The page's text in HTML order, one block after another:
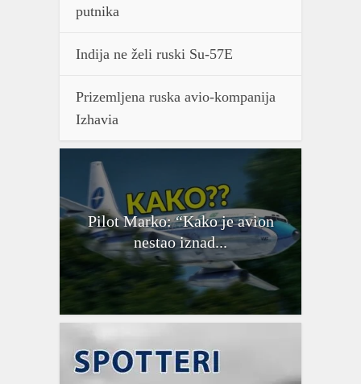
putnika
Indija ne želi ruski Su-57E
Prizemljena ruska avio-kompanija
Izhavia
Pilot Marko: “Kako je avion
nestao iznad...